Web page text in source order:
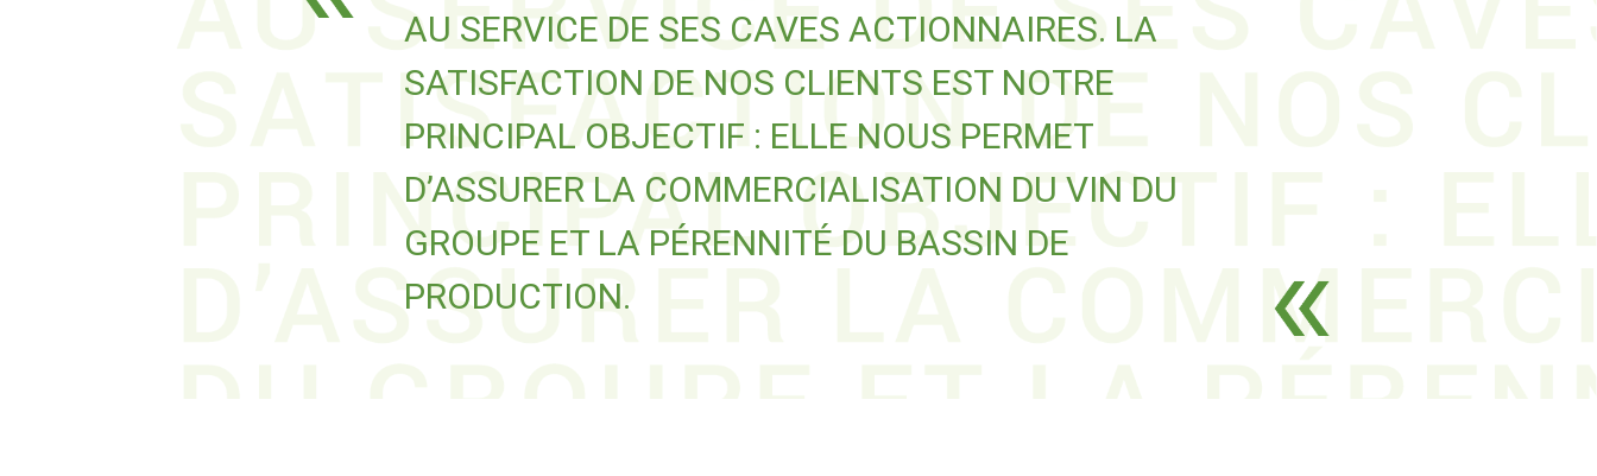
AU SERVICE DE SES CAVES ACTIONNAIRES. LA
SATISFACTION DE NOS CLIENTS EST NOTRE
PRINCIPAL OBJECTIF : ELLE NOUS PERMET
D’ASSURER LA COMMERCIALISATION DU VIN DU
GROUPE ET LA PÉRENNITÉ DU BASSIN DE
PRODUCTION.